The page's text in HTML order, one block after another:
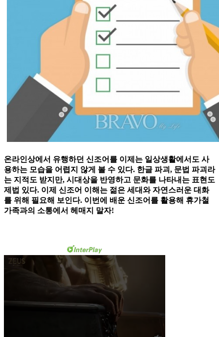
온라인상에서 유행하던 신조어를 이제는 일상생활에서도 사
용하는 모습을 어렵지 않게 볼 수 있다. 한글 파괴, 문법 파괴라
는 지적도 받지만, 시대상을 반영하고 문화를 나타내는 표현도
제법 있다. 이제 신조어 이해는 젊은 세대와 자연스러운 대화
를 위해 필요해 보인다. 이번에 배운 신조어를 활용해 휴가철
가족과의 소통에서 헤매지 말자!